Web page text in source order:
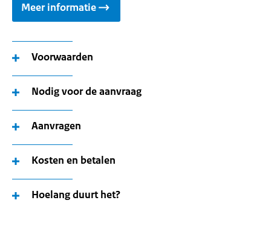
Meer informatie
Voorwaarden
Nodig voor de aanvraag
Aanvragen
Kosten en betalen
Hoelang duurt het?